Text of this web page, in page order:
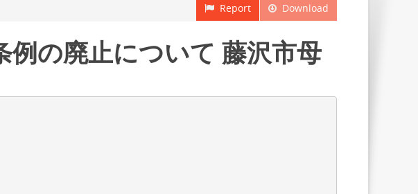
Download
Report
例の廃止について 藤沢市母